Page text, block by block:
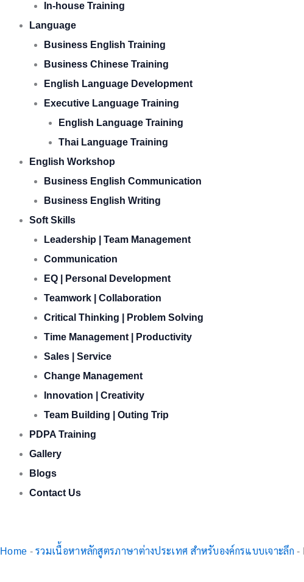
In-house Training
Language
Business English Training
Business Chinese Training
English Language Development
Executive Language Training
English Language Training
Thai Language Training
English Workshop
Business English Communication
Business English Writing
Soft Skills
Leadership | Team Management
Communication
EQ | Personal Development
Teamwork | Collaboration
Critical Thinking | Problem Solving
Time Management | Productivity
Sales | Service
Change Management
Innovation | Creativity
Team Building | Outing Trip
PDPA Training
Gallery
Blogs
Contact Us
Home -รวมเนื้อหาหลักสูตรภาษาต่างประเทศ สำหรับองค์กรแบบเจาะลึก -